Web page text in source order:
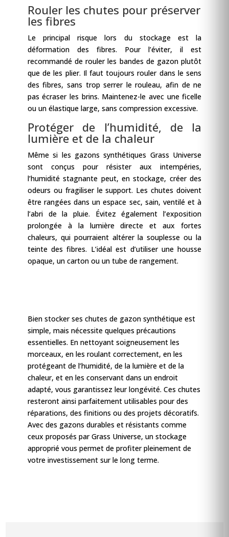
Rouler les chutes pour préserver
les fibres
Le principal risque lors du stockage est la
déformation des fibres. Pour l’éviter, il est
recommandé de rouler les bandes de gazon plutôt
que de les plier. Il faut toujours rouler dans le sens
des fibres, sans trop serrer le rouleau, afin de ne
pas écraser les brins. Maintenez-le avec une ficelle
ou un élastique large, sans compression excessive.
Protéger de l’humidité, de la
lumière et de la chaleur
Même si les gazons synthétiques Grass Universe
sont conçus pour résister aux intempéries,
l’humidité stagnante peut, en stockage, créer des
odeurs ou fragiliser le support. Les chutes doivent
être rangées dans un espace sec, sain, ventilé et à
l’abri de la pluie. Évitez également l’exposition
prolongée à la lumière directe et aux fortes
chaleurs, qui pourraient altérer la souplesse ou la
teinte des fibres. L’idéal est d’utiliser une housse
opaque, un carton ou un tube de rangement.
Bien stocker ses chutes de gazon synthétique est
simple, mais nécessite quelques précautions
essentielles. En nettoyant soigneusement les
morceaux, en les roulant correctement, en les
protégeant de l’humidité, de la lumière et de la
chaleur, et en les conservant dans un endroit
adapté, vous garantissez leur longévité. Ces chutes
resteront ainsi parfaitement utilisables pour des
réparations, des finitions ou des projets décoratifs.
Avec des gazons durables et résistants comme
ceux proposés par Grass Universe, un stockage
approprié vous permet de profiter pleinement de
votre investissement sur le long terme.